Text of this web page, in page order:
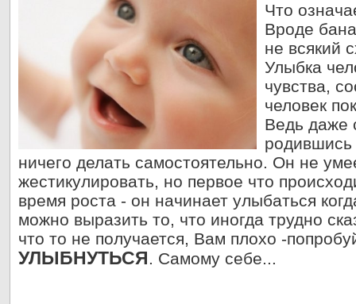
Что
Вроде
не всякий
Улыбка
чувства,
человек
Ведь даже
ничего делать самостоятельно. Он не
жестикулировать, но первое что
время роста - он начинает улыбаться
можно выразить то, что иногда трудно
что то не получается, Вам плохо -
УЛЫБНУТЬСЯ. Самому себе...